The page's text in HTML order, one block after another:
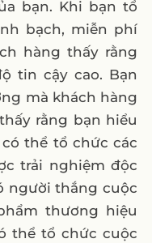
bạn. Khi bạn tổ
bạch, miễn phí
hàng thấy rằng
tin cậy cao. Bạn
mà khách hàng
rằng bạn hiểu
thể tổ chức các
trải nghiệm độc
người thắng cuộc
thương hiệu
thể tổ chức cuộc